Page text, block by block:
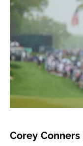
Corey Conners